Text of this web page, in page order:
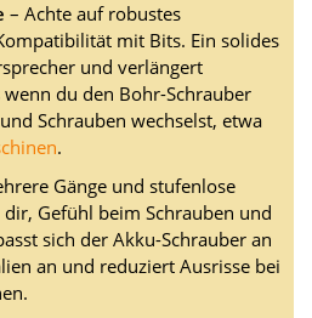
– Achte auf robustes
mit Bits. Ein solides
und verlängert
du den Bohr-Schrauber
Schrauben wechselst, etwa
.
Gänge und stufenlose
Gefühl beim Schrauben und
sich der Akku-Schrauber an
an und reduziert Ausrisse bei